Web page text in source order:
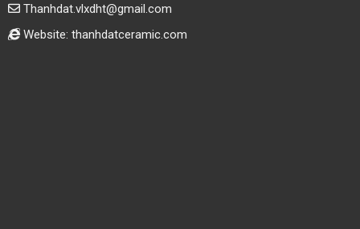
Thanhdat.vlxdht@gmail.com
Website: thanhdatceramic.com